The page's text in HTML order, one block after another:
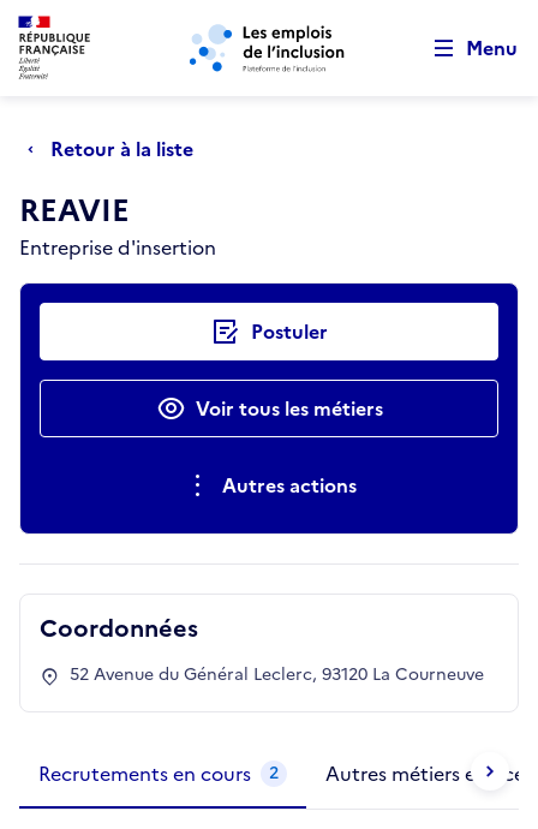
Aller au menu principal Aller au contenu principal
Menu
Retour à la liste
REAVIE
Entreprise d'insertion
Actions rapides Postuler
Voir tous les métiers
Autres actions
Coordonnées
52 Avenue du Général Leclerc, 93120 La Courneuve
Recrutements en cours 2 Autres métiers exercés
Retour au début de la page
Panneau de gestion des cookies